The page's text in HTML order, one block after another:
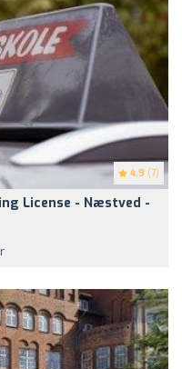
4.9 (7)
License - Næstved -